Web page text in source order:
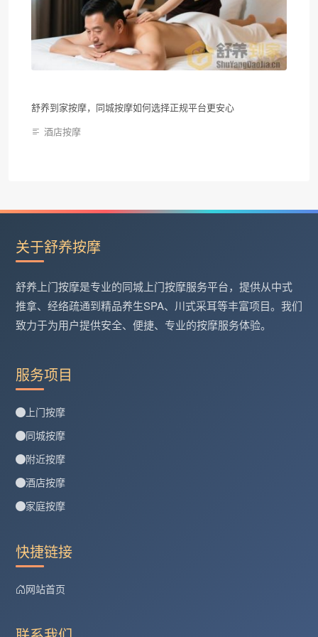
舒养到家按摩，同城按摩如何选择正规平台更安心
酒店按摩
关于舒养按摩
舒养上门按摩是专业的同城上门按摩服务平台，提供从中式
推拿、经络疏通到精品养生SPA、川式采耳等丰富项目。我们
致力于为用户提供安全、便捷、专业的按摩服务体验。
服务项目
上门按摩
同城按摩
附近按摩
酒店按摩
家庭按摩
快捷链接
网站首页